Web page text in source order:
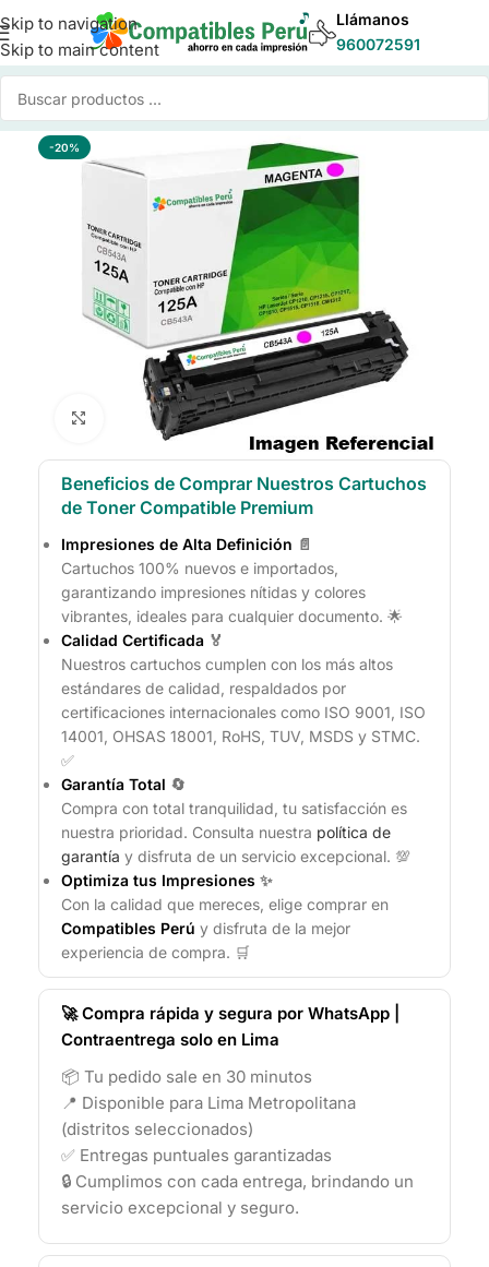
Skip to navigation
Skip to main content
Llámanos
960072591
Inicio/Toner para Impresoras/Toner Compatible HP
-20%
Click to enlarge
Beneficios de Comprar Nuestros Cartuchos
de Toner Compatible Premium
Impresiones de Alta Definición 📄
Cartuchos 100% nuevos e importados,
garantizando impresiones nítidas y colores
vibrantes, ideales para cualquier documento. 🌟
Calidad Certificada 🏅
Nuestros cartuchos cumplen con los más altos
estándares de calidad, respaldados por
certificaciones internacionales como ISO 9001, ISO
14001, OHSAS 18001, RoHS, TUV, MSDS y STMC.
✅
Garantía Total 🔄
Compra con total tranquilidad, tu satisfacción es
nuestra prioridad. Consulta nuestra política de
garantía y disfruta de un servicio excepcional. 💯
Optimiza tus Impresiones ✨
Con la calidad que mereces, elige comprar en
Compatibles Perú y disfruta de la mejor
experiencia de compra. 🛒
🚀 Compra rápida y segura por WhatsApp |
Contraentrega solo en Lima
📦 Tu pedido sale en 30 minutos
📍 Disponible para Lima Metropolitana
(distritos seleccionados)
✅ Entregas puntuales garantizadas
🔒 Cumplimos con cada entrega, brindando un
servicio excepcional y seguro.